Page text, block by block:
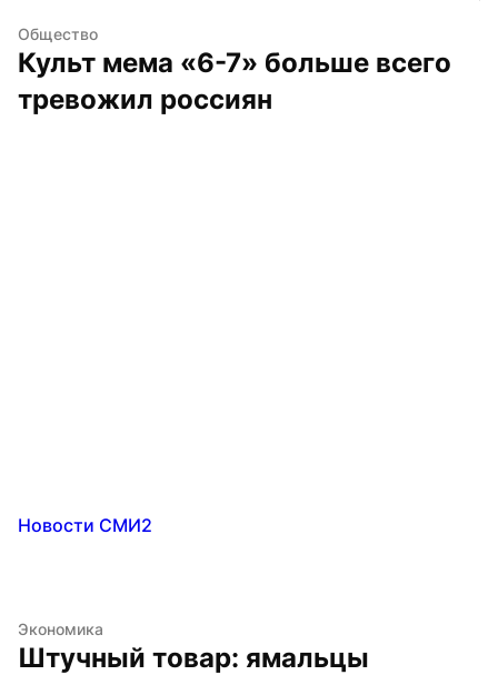
Общество
Культ мема «6-7» больше всего
тревожил россиян
Новости СМИ2
Экономика
Штучный товар: ямальцы